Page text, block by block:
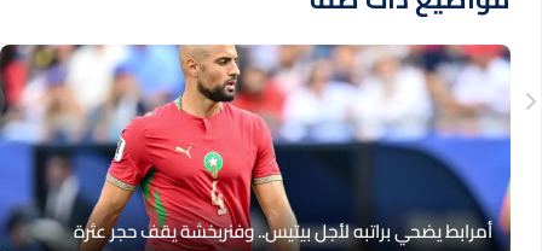
أمرابط يضحي براتبه لأجل بيتيس.. وفنربخشة يقف حجر عثرة